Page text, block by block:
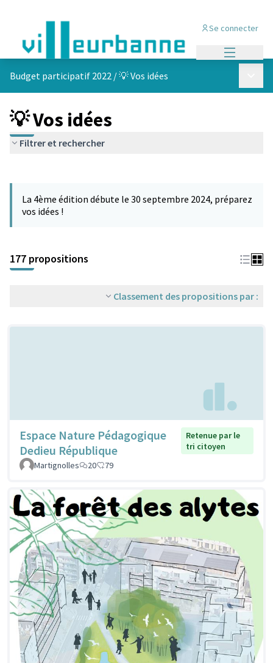
Se connecter
Budget participatif 2022 /💡 Vos idées
💡 Vos idées
Filtrer et rechercher
−
La 4ème édition débute le 30 septembre 2024, préparez
vos idées !
177 propositions
Classement des propositions par :
Espace Nature Pédagogique
Dedieu République
Retenue par le
tri citoyen
Martignolles
20 79